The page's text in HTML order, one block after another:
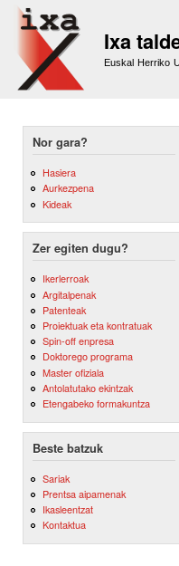
Ixa
Euskal Herriko
Nor gara?
Hasiera
Aurkezpena
Kideak
Zer egiten dugu?
Ikerlerroak
Argitalpenak
Patenteak
Proiektuak eta kontratuak
Spin-off enpresa
Doktorego programa
Master ofiziala
Antolatutako ekintzak
Etengabeko formakuntza
Beste batzuk
Sariak
Prentsa aipamenak
Ikasleentzat
Kontaktua